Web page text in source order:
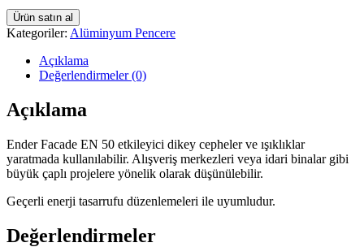
Ürün satın al
Kategoriler: Alüminyum Pencere
Açıklama
Değerlendirmeler (0)
Açıklama
Ender Facade EN 50 etkileyici dikey cepheler ve ışıklıklar
yaratmada kullanılabilir. Alışveriş merkezleri veya idari binalar gibi
büyük çaplı projelere yönelik olarak düşünülebilir.
Geçerli enerji tasarrufu düzenlemeleri ile uyumludur.
Değerlendirmeler